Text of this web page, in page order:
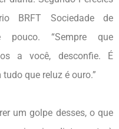
BRFT Sociedade de
pouco. “Sempre que
a você, desconfie. É
que reluz é ouro.”
um golpe desses, o que